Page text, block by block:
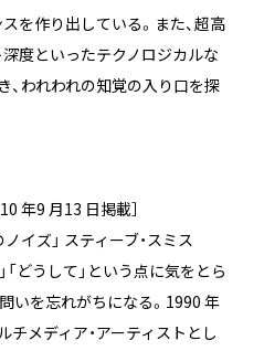
を作り出している。また、超高
度といったテクノロジカルな
、われわれの知覚の入り口を探
年9 月13 日掲載］
イズ」 スティーブ・スミス
「どうして」という点に気をとら
いを忘れがちになる。1990 年
チメディア・アーティストとし